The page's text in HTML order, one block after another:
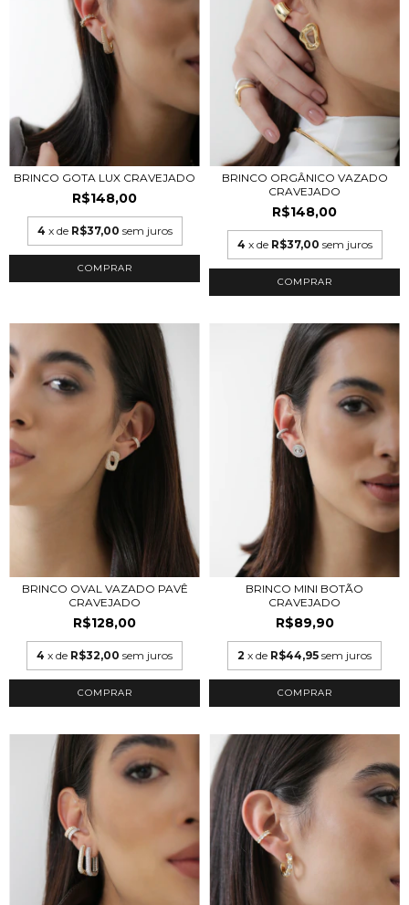
BRINCO GOTA LUX CRAVEJADO
R$148,00
4 x de R$37,00 sem juros
COMPRAR
BRINCO ORGÂNICO VAZADO
CRAVEJADO
R$148,00
4 x de R$37,00 sem juros
COMPRAR
BRINCO OVAL VAZADO PAVÊ
CRAVEJADO
R$128,00
4 x de R$32,00 sem juros
COMPRAR
BRINCO MINI BOTÃO
CRAVEJADO
R$89,90
2 x de R$44,95 sem juros
COMPRAR